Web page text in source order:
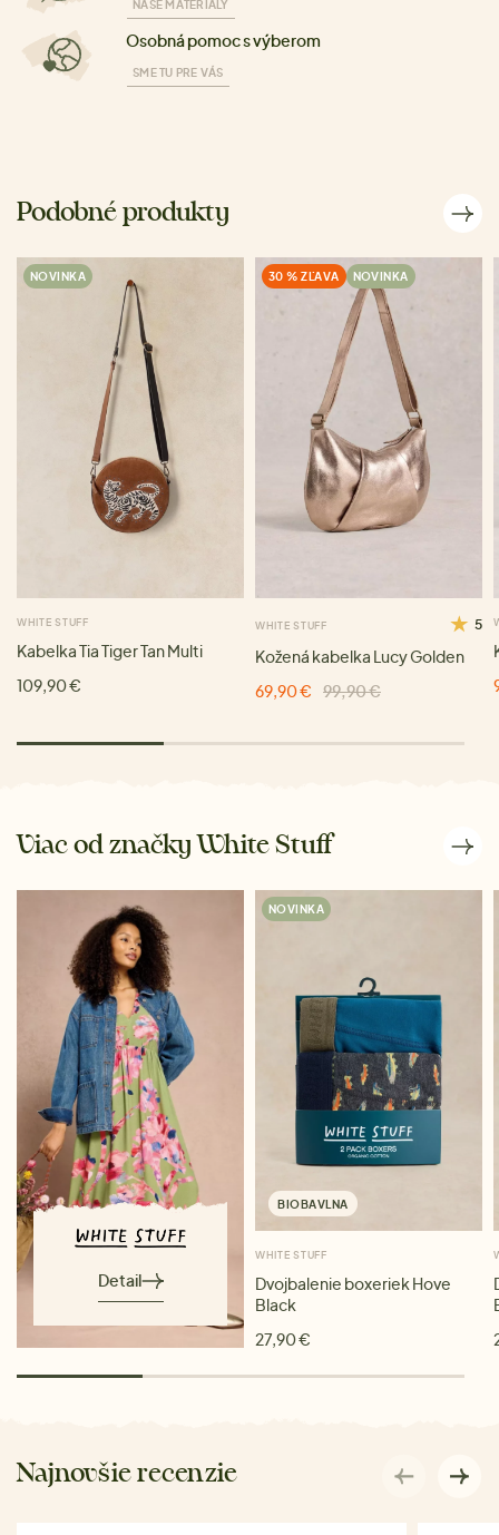
NAŠE MATERIÁLY
Osobná pomoc s výberom
SME TU PRE VÁS
Podobné produkty
NOVINKA
WHITE STUFF
Kabelka Tia Tiger Tan Multi
109,90 €
30 % ZĽAVA NOVINKA
WHITE STUFF 5
Kožená kabelka Lucy Golden
69,90 €
99,90 €
Viac od značky White Stuff
Detail
NOVINKA
BIOBAVLNA
WHITE STUFF
Dvojbalenie boxeriek Hove
Black
27,90 €
Najnovšie recenzie